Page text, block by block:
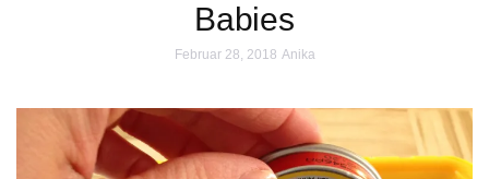
Babies
Februar 28, 2018 Anika